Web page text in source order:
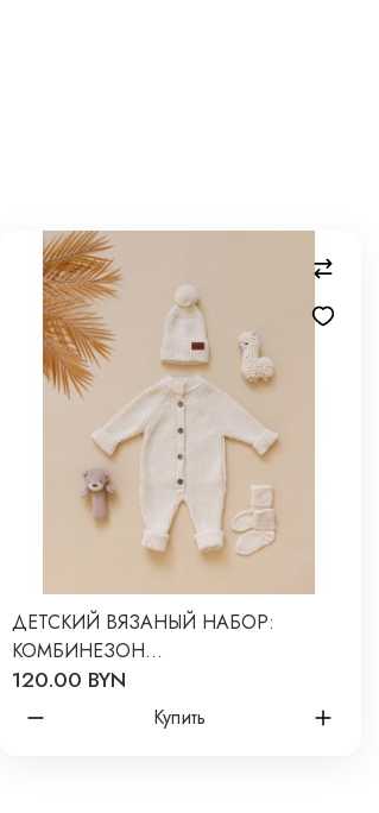
ДЕТСКИЙ ВЯЗАНЫЙ НАБОР:
КОМБИНЕЗОН
+ШАПОЧКА+НОСОЧКИ 56-68 СМ
ЦВЕТ: КАПУЧИНО В059
120.00 BYN
Купить